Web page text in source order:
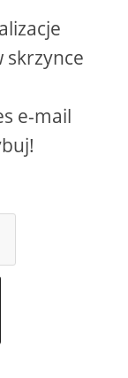
skrzynce
e-mail